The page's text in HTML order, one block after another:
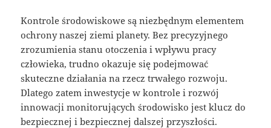
Kontrole środowiskowe są niezbędnym elementem
ochrony naszej ziemi planety. Bez precyzyjnego
zrozumienia stanu otoczenia i wpływu pracy
człowieka, trudno okazuje się podejmować
skuteczne działania na rzecz trwałego rozwoju.
Dlatego zatem inwestycje w kontrole i rozwój
innowacji monitorujących środowisko jest klucz do
bezpiecznej i bezpiecznej dalszej przyszłości.